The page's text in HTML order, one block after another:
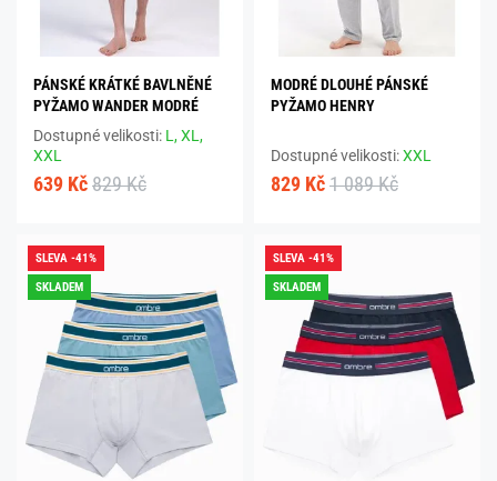
PÁNSKÉ KRÁTKÉ BAVLNĚNÉ
PYŽAMO WANDER MODRÉ
Dostupné velikosti: L,XL,
XXL
639 Kč 829 Kč
MODRÉ DLOUHÉ PÁNSKÉ
PYŽAMO HENRY
Dostupné velikosti:XXL
829 Kč 1 089 Kč
SLEVA -41%
SKLADEM
SLEVA -41%
SKLADEM